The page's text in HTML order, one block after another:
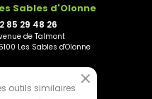
Sables d'Olonne
85 29 48 26
de Talmont
Les Sables d'Olonne
outils similaires